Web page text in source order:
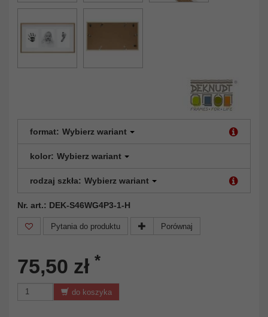
format: Wybierz wariant
kolor: Wybierz wariant
rodzaj szkła: Wybierz wariant
Nr. art.: DEK-S46WG4P3-1-H
Pytania do produktu Porównaj
75,50 zł *
do koszyka